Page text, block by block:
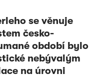
se věnuje
česko-
období bylo
nebývalým
na úrovni